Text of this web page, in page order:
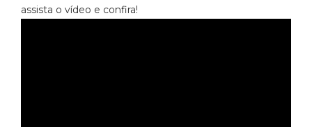
assista o vídeo e confira!